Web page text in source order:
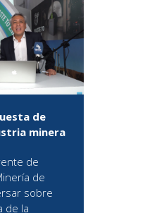
de
minera
de
de
sobre
de la